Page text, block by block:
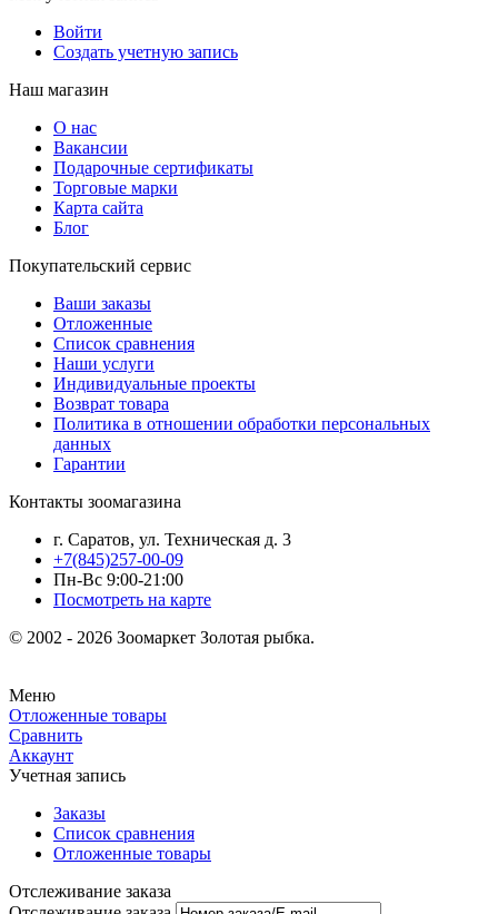
Войти
Создать учетную запись
Наш магазин
О нас
Вакансии
Подарочные сертификаты
Торговые марки
Карта сайта
Блог
Покупательский сервис
Ваши заказы
Отложенные
Список сравнения
Наши услуги
Индивидуальные проекты
Возврат товара
Политика в отношении обработки персональных
данных
Гарантии
Контакты зоомагазина
г. Саратов, ул. Техническая д. 3
+7(845)257-00-09
Пн-Вс 9:00-21:00
Посмотреть на карте
© 2002 - 2026 Зоомаркет Золотая рыбка.
Меню
Отложенные товары
Сравнить
Аккаунт
Учетная запись
Заказы
Список сравнения
Отложенные товары
Отслеживание заказа